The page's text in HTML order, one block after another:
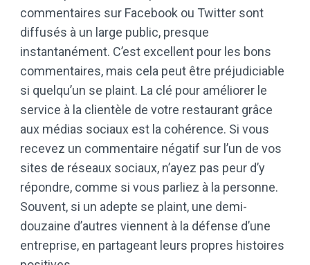
commentaires sur Facebook ou Twitter sont
diffusés à un large public, presque
instantanément. C’est excellent pour les bons
commentaires, mais cela peut être préjudiciable
si quelqu’un se plaint. La clé pour améliorer le
service à la clientèle de votre restaurant grâce
aux médias sociaux est la cohérence. Si vous
recevez un commentaire négatif sur l’un de vos
sites de réseaux sociaux, n’ayez pas peur d’y
répondre, comme si vous parliez à la personne.
Souvent, si un adepte se plaint, une demi-
douzaine d’autres viennent à la défense d’une
entreprise, en partageant leurs propres histoires